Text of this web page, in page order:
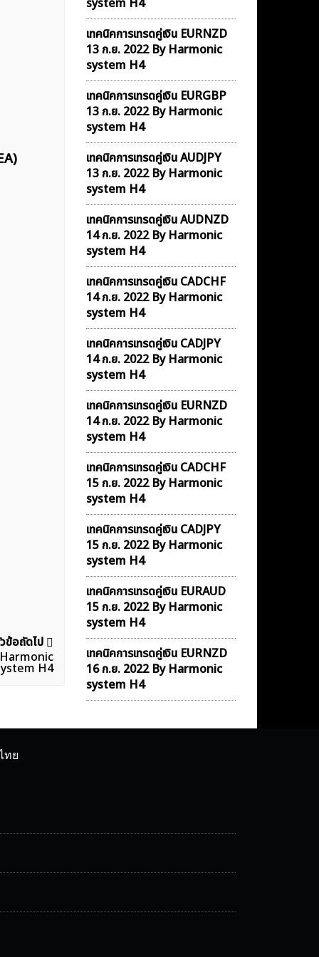
ข้อถัดไป
Harmonic
H4
system H4
เทคนิคการเทรดคู่เงิน EURNZD
13 ก.ย. 2022 By Harmonic
system H4
เทคนิคการเทรดคู่เงิน EURGBP
13 ก.ย. 2022 By Harmonic
system H4
เทคนิคการเทรดคู่เงิน AUDJPY
13 ก.ย. 2022 By Harmonic
system H4
เทคนิคการเทรดคู่เงิน AUDNZD
14 ก.ย. 2022 By Harmonic
system H4
เทคนิคการเทรดคู่เงิน CADCHF
14 ก.ย. 2022 By Harmonic
system H4
เทคนิคการเทรดคู่เงิน CADJPY
14 ก.ย. 2022 By Harmonic
system H4
เทคนิคการเทรดคู่เงิน EURNZD
14 ก.ย. 2022 By Harmonic
system H4
เทคนิคการเทรดคู่เงิน CADCHF
15 ก.ย. 2022 By Harmonic
system H4
เทคนิคการเทรดคู่เงิน CADJPY
15 ก.ย. 2022 By Harmonic
system H4
เทคนิคการเทรดคู่เงิน EURAUD
15 ก.ย. 2022 By Harmonic
system H4
เทคนิคการเทรดคู่เงิน EURNZD
16 ก.ย. 2022 By Harmonic
system H4
ทย